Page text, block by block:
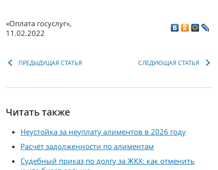
«Оплата госуслуг»,
11.02.2022
ПРЕДЫДУЩАЯ СТАТЬЯ СЛЕДУЮЩАЯ СТАТЬЯ
Читать также
Неустойка за неуплату алиментов в 2026 году
Расчёт задолженности по алиментам
Судебный приказ по долгу за ЖКХ: как отменить